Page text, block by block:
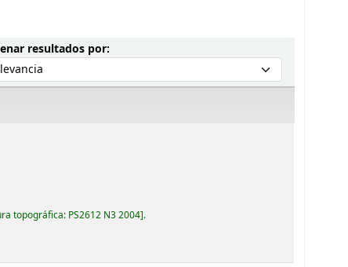
resultados por:Ordenar por:
topográfica: PS2612 N3 2004 .